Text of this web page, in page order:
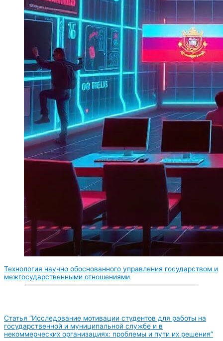
Технология научно обоснованного управления государством и
межгосударственными отношениями
Статья “Исследование мотивации студентов для работы на
государственной и муниципальной службе и в
некоммерческих организациях: проблемы и пути их решения”